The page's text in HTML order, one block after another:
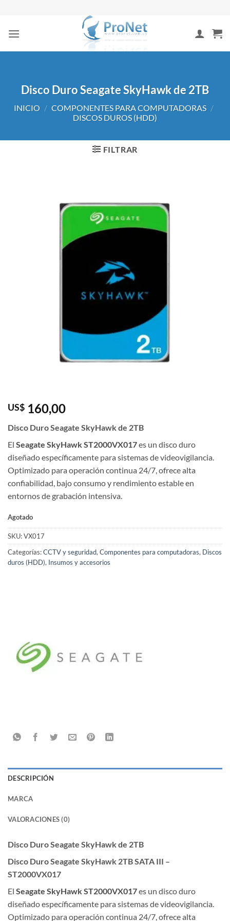
contenido
Disco Duro Seagate SkyHawk de 2TB
INICIO / COMPONENTES PARA COMPUTADORAS /
DISCOS DUROS (HDD)
FILTRAR
US$ 160,00
Disco Duro Seagate SkyHawk de 2TB
El Seagate SkyHawk ST2000VX017es un disco duro
diseñado específicamente para sistemas de videovigilancia.
Optimizado para operación continua 24/7, ofrece alta
confiabilidad, bajo consumo y rendimiento estable en
entornos de grabación intensiva.
Agotado
SKU:VX017
Categorías:CCTV y seguridad, Componentes para computadoras, Discos
duros (HDD), Insumos y accesorios
DESCRIPCIÓN
MARCA
VALORACIONES (0)
Disco Duro Seagate SkyHawk de 2TB
Disco Duro Seagate SkyHawk 2TB SATA III –
ST2000VX017
El Seagate SkyHawk ST2000VX017es un disco duro
diseñado específicamente para sistemas de videovigilancia.
Optimizado para operación continua 24/7, ofrece alta